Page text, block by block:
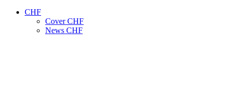
CHF
Cover CHF
News CHF